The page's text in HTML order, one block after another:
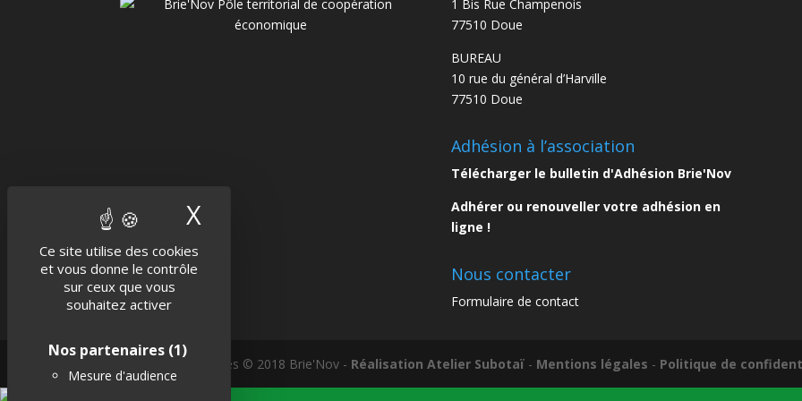
Ce site utilise des cookies
et vous donne le contrôle
sur ceux que vous
souhaitez activer
Nos partenaires (1)
Mesure d'audience
X Masquer le bandeau des cookies
1 Bis Rue Champenois
77510 Doue
BUREAU
10 rue du général d’Harville
77510 Doue
Adhésion à l’association
Télécharger le bulletin d'Adhésion Brie'Nov
Adhérer ou renouveller votre adhésion en
ligne !
Nous contacter
Formulaire de contact
Tous droits réservés © 2018 Brie'Nov - Réalisation Atelier Subotaï - Mentions légales - Politique de